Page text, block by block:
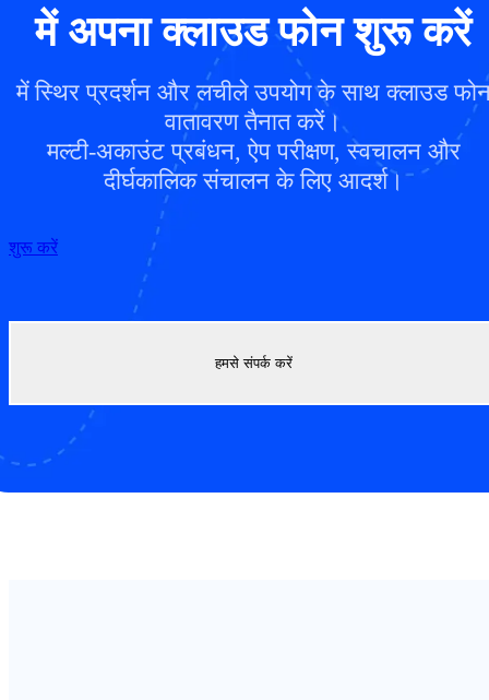
में अपना क्लाउड फोन शुरू करें
में स्थिर प्रदर्शन और लचीले उपयोग के साथ क्लाउड
वातावरण तैनात करें।
मल्टी-अकाउंट प्रबंधन, ऐप परीक्षण, स्वचालन और
दीर्घकालिक संचालन के लिए आदर्श।
शुरू करें
हमसे संपर्क करें